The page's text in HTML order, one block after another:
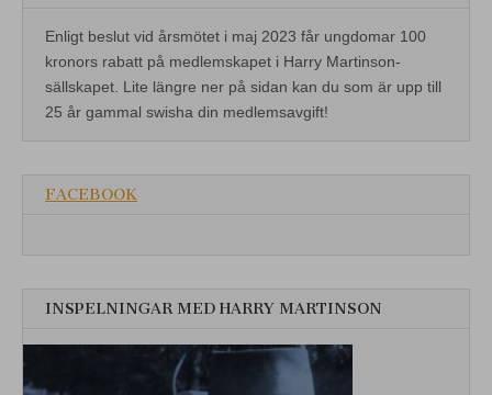
Enligt beslut vid årsmötet i maj 2023 får ungdomar 100
kronors rabatt på medlemskapet i Harry Martinson-
sällskapet. Lite längre ner på sidan kan du som är upp till
25 år gammal swisha din medlemsavgift!
FACEBOOK
INSPELNINGAR MED HARRY MARTINSON